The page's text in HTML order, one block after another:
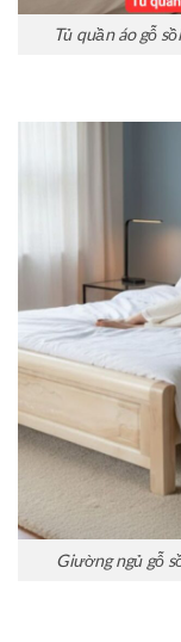
Tủ quần áo gỗ
Giường ngủ gỗ